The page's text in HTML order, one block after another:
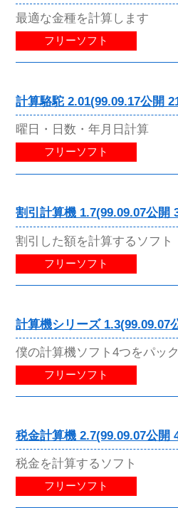
最適な金種を計算します
フリーソフト
計算駱駝 2.01(99.09.17公開
曜日・日数・年月日計算
フリーソフト
割引計算機 1.7(99.09.07公開
割引した額を計算するソフト
フリーソフト
計算機シリーズ 1.3(99.09.07
僕の計算機ソフト4つをパッ
フリーソフト
税金計算機 2.7(99.09.07公開
税金を計算するソフト
フリーソフト